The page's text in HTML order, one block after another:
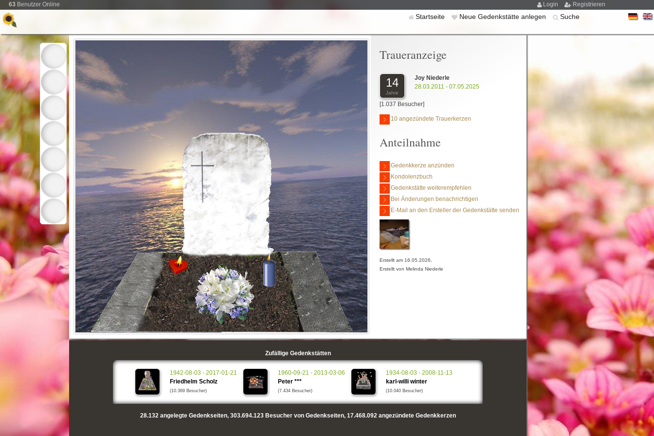
63 Benutzer Online Login Registrieren
Startseite Neue Gedenkstätte anlegen Suche
Traueranzeige
14
Jahre
Joy Niederle
28.03.2011 - 07.05.2025
[1.037 Besucher]
10 angezündete Trauerkerzen
Anteilnahme
Gedenkkerze anzünden
Kondolenzbuch
Gedenkstätte weiterempfehlen
Bei Änderungen benachrichtigen
E-Mail an den Ersteller der Gedenkstätte senden
Erstellt am 16.05.2026,
Erstellt von Melinda Niederle
Zufällige Gedenkstätten
1942-08-03 - 2017-01-21
Friedhelm Scholz
(10.369 Besucher)
1960-09-21 - 2013-03-06
Peter ***
(7.434 Besucher)
1934-08-03 - 2008-11-13
karl-willi winter
(10.040 Besucher)
28.132angelegte Gedenkseiten, 303.694.123Besucher von Gedenkseiten, 17.468.092angezündete Gedenkkerzen